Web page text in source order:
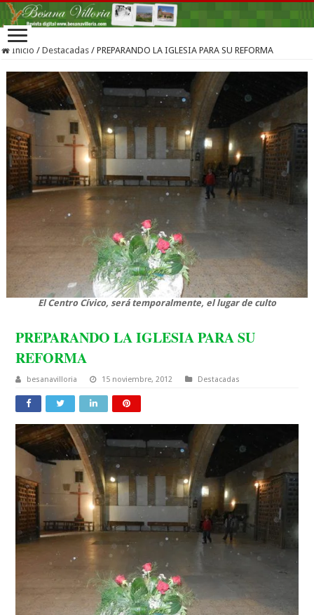
Inicio / Destacadas / PREPARANDO LA IGLESIA PARA SU REFORMA
El Centro Cívico, será temporalmente, el lugar de culto
PREPARANDO LA IGLESIA PARA SU
REFORMA
besanavilloria 15 noviembre, 2012 Destacadas